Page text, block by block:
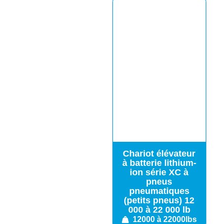
Chariot élévateur
à batterie lithium-
ion série XC à
pneus
pneumatiques
(petits pneus) 12
000 à 22 000 lb
12000 à 22000lbs